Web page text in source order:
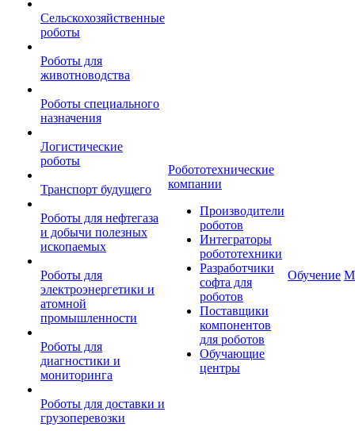
Сельскохозяйственные
роботы
Роботы для
животноводства
Роботы специального
назначения
Логистические
роботы
Транспорт будущего
Роботы для нефтегаза
и добычи полезных
ископаемых
Роботы для
электроэнергетики и
атомной
промышленности
Роботы для
диагностики и
мониторинга
Роботы для доставки и
грузоперевозки
Робототехнические
компании
Производители
роботов
Интеграторы
робототехники
Разработчики
софта для
роботов
Поставщики
компонентов
для роботов
Обучающие
центры
Обучение